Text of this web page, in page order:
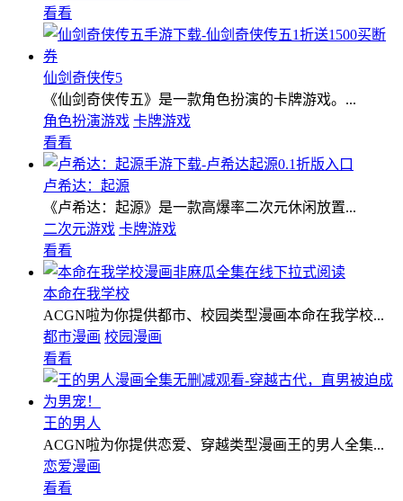
看看
仙剑奇侠传5
《仙剑奇侠传五》是一款角色扮演的卡牌游戏。...
角色扮演游戏 卡牌游戏
看看
卢希达：起源
《卢希达：起源》是一款高爆率二次元休闲放置...
二次元游戏 卡牌游戏
看看
本命在我学校
ACGN啦为你提供都市、校园类型漫画本命在我学校...
都市漫画 校园漫画
看看
王的男人
ACGN啦为你提供恋爱、穿越类型漫画王的男人全集...
恋爱漫画
看看